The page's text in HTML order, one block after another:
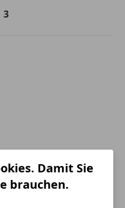
3
Damit Sie
brauchen.